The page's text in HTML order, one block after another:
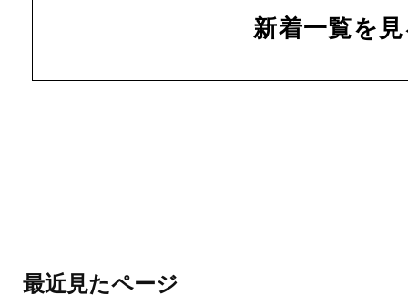
新着一覧を
最近見たページ